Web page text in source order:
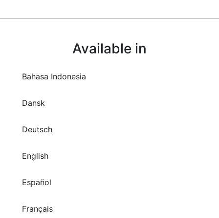
Available in
Bahasa Indonesia
Dansk
Deutsch
English
Español
Français